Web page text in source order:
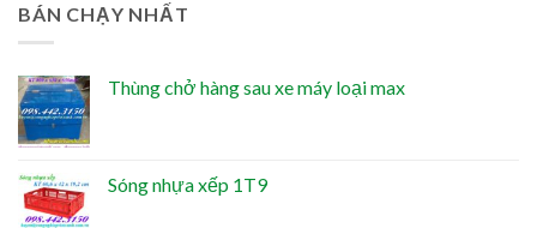
BÁN CHẠY NHẤT
Thùng chở hàng sau xe máy loại max
Sóng nhựa xếp 1T9